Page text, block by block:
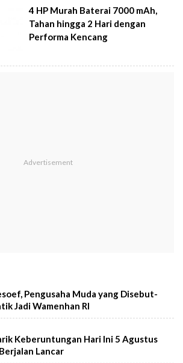
4 HP Murah Baterai 7000 mAh,
Tahan hingga 2 Hari dengan
Performa Kencang
Pengusaha Muda yang Disebut-
Jadi Wamenhan RI
Keberuntungan Hari Ini 5 Agustus
Lancar